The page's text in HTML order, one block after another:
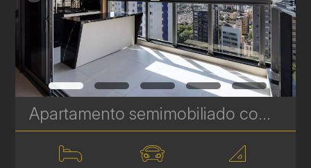
Apartamento semimobiliado com 3 quartos à venda no Talent Água Verde - 156 m² | Ref. 492